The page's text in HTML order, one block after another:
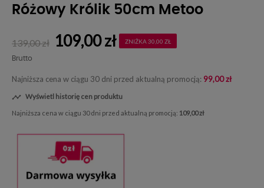
Różowy Królik 50cm Metoo
139,00 zł 109,00 zł ZNIŻKA 30,00 ZŁ
Brutto
Najniższa cena w ciągu 30 dni przed aktualną promocją: 99,00 zł
 Wyświetl historię cen produktu
Najniższa cena w ciągu 30 dni przed aktualną promocją: 109,00 zł